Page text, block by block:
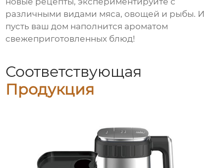
различными видами мяса, овощей и рыбы. И
пусть ваш дом наполнится ароматом
свежеприготовленных блюд!
Соответствующая
Продукция